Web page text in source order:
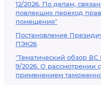
12/2026. По делам,
повлекших переход
помещения"
Постановление
ПЭК26
"Тематический обзор
9/2026. О рассмотрении
применением